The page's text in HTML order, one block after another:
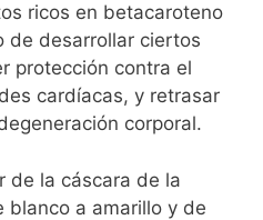
ricos en betacaroteno
de desarrollar ciertos
protección contra el
cardíacas, y retrasar
corporal.
de la cáscara de la
blanco a amarillo y de